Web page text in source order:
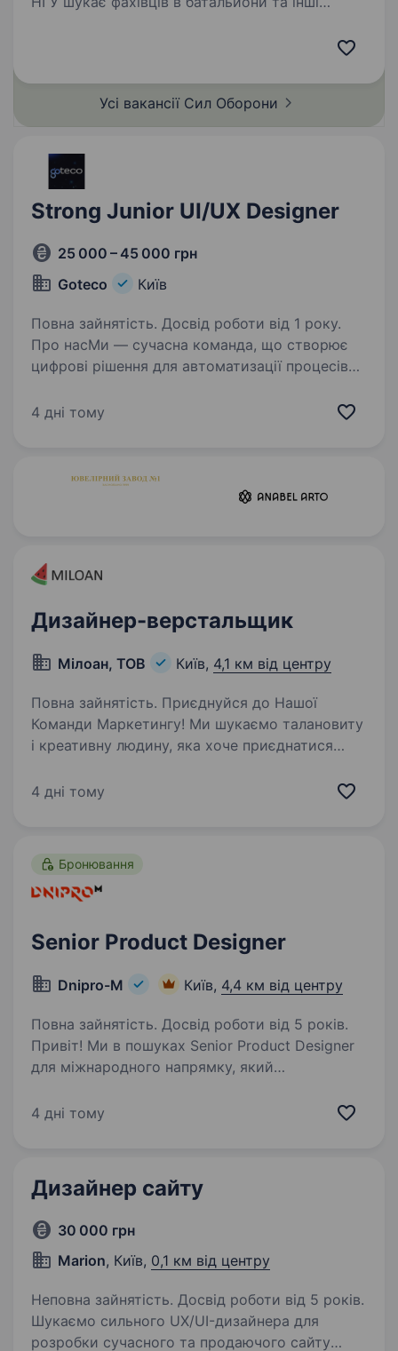
пристрої; створення…
Усі вакансії Сил Оборони
Strong Junior UI/UX Designer
25 000 – 45 000 грн
Goteco
Київ
Повна зайнятість. Досвід роботи від 1 року.
Про насМи — сучасна команда, що створює
цифрові рішення для автоматизації процесів
зробити роботу користувачів максимально
4 дні тому
Дизайнер-верстальщик
Мілоан, ТОВ Київ, 4,1 км від центру
Повна зайнятість. Приєднуйся до Нашої
Команди Маркетингу! Ми шукаємо талановиту
і креативну людину, яка хоче приєднатися
команди. Якщо ти вільно володієш графічними
4 дні тому
Бронювання
Senior Product Designer
Dnipro-M Київ, 4,4 км від центру
Повна зайнятість. Досвід роботи від 5 років.
Привіт! Ми в пошуках Senior Product Designer
для міжнародного напрямку, який
та ефективні цифрові продукти для
4 дні тому
Дизайнер сайту
30 000 грн
Marion, Київ, 0,1 км від центру
Неповна зайнятість. Досвід роботи від 5 років.
Шукаємо сильного UX/UI-дизайнера для
розробки сучасного та продаючого сайту